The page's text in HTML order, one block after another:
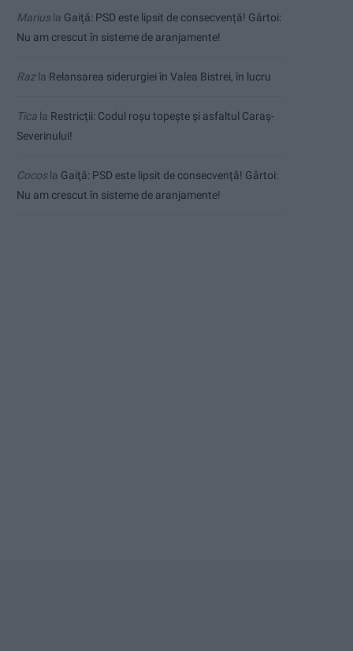
Mariusla Gaiţă: PSD este lipsit de consecvență! Gârtoi:
Nu am crescut în sisteme de aranjamente!
Razla Relansarea siderurgiei în Valea Bistrei, în lucru
Tica la Restricții: Codul roșu topește și asfaltul Caraș-
Severinului!
Cocosla Gaiţă: PSD este lipsit de consecvență! Gârtoi:
Nu am crescut în sisteme de aranjamente!